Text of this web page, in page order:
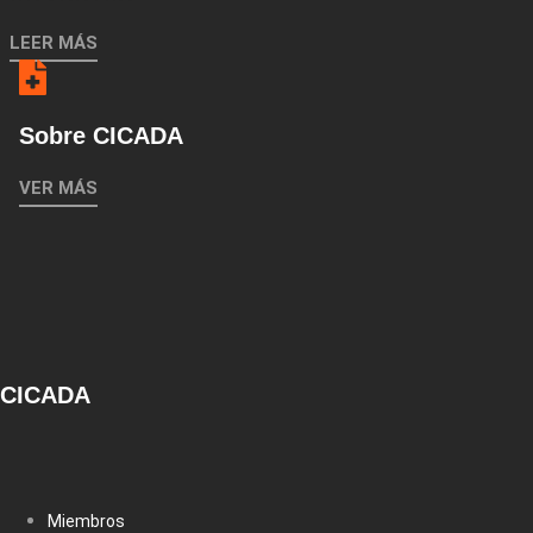
LEER MÁS
Sobre CICADA
VER MÁS
CICADA
Miembros